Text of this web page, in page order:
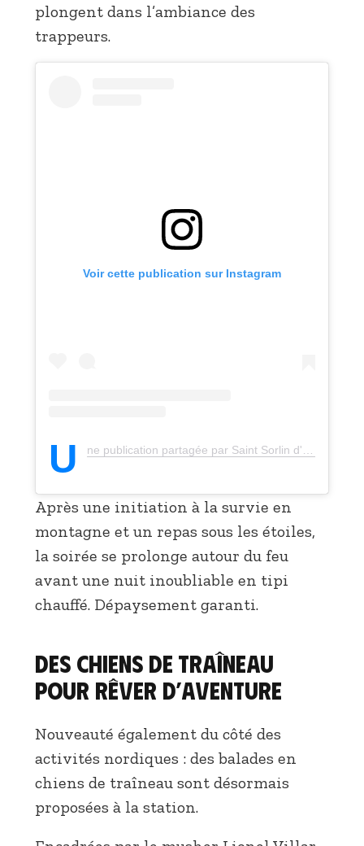
plongent dans l’ambiance des
trappeurs.
Voir cette publication sur Instagram
U ne publication partagée par Saint Sorlin d'Arves (@saintsorlindarves)
Après une initiation à la survie en
montagne et un repas sous les étoiles,
la soirée se prolonge autour du feu
avant une nuit inoubliable en tipi
chauffé. Dépaysement garanti.
Des chiens de traîneau
pour rêver d’aventure
Nouveauté également du côté des
activités nordiques : des balades en
chiens de traîneau sont désormais
proposées à la station.